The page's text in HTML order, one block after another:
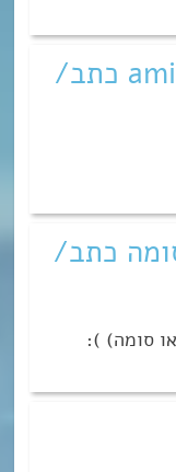
amit123000123000 כתב/
כתב/
סומה) ):